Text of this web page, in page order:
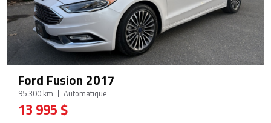
Ford Fusion 2017
95 300 km Automatique
13 995 $